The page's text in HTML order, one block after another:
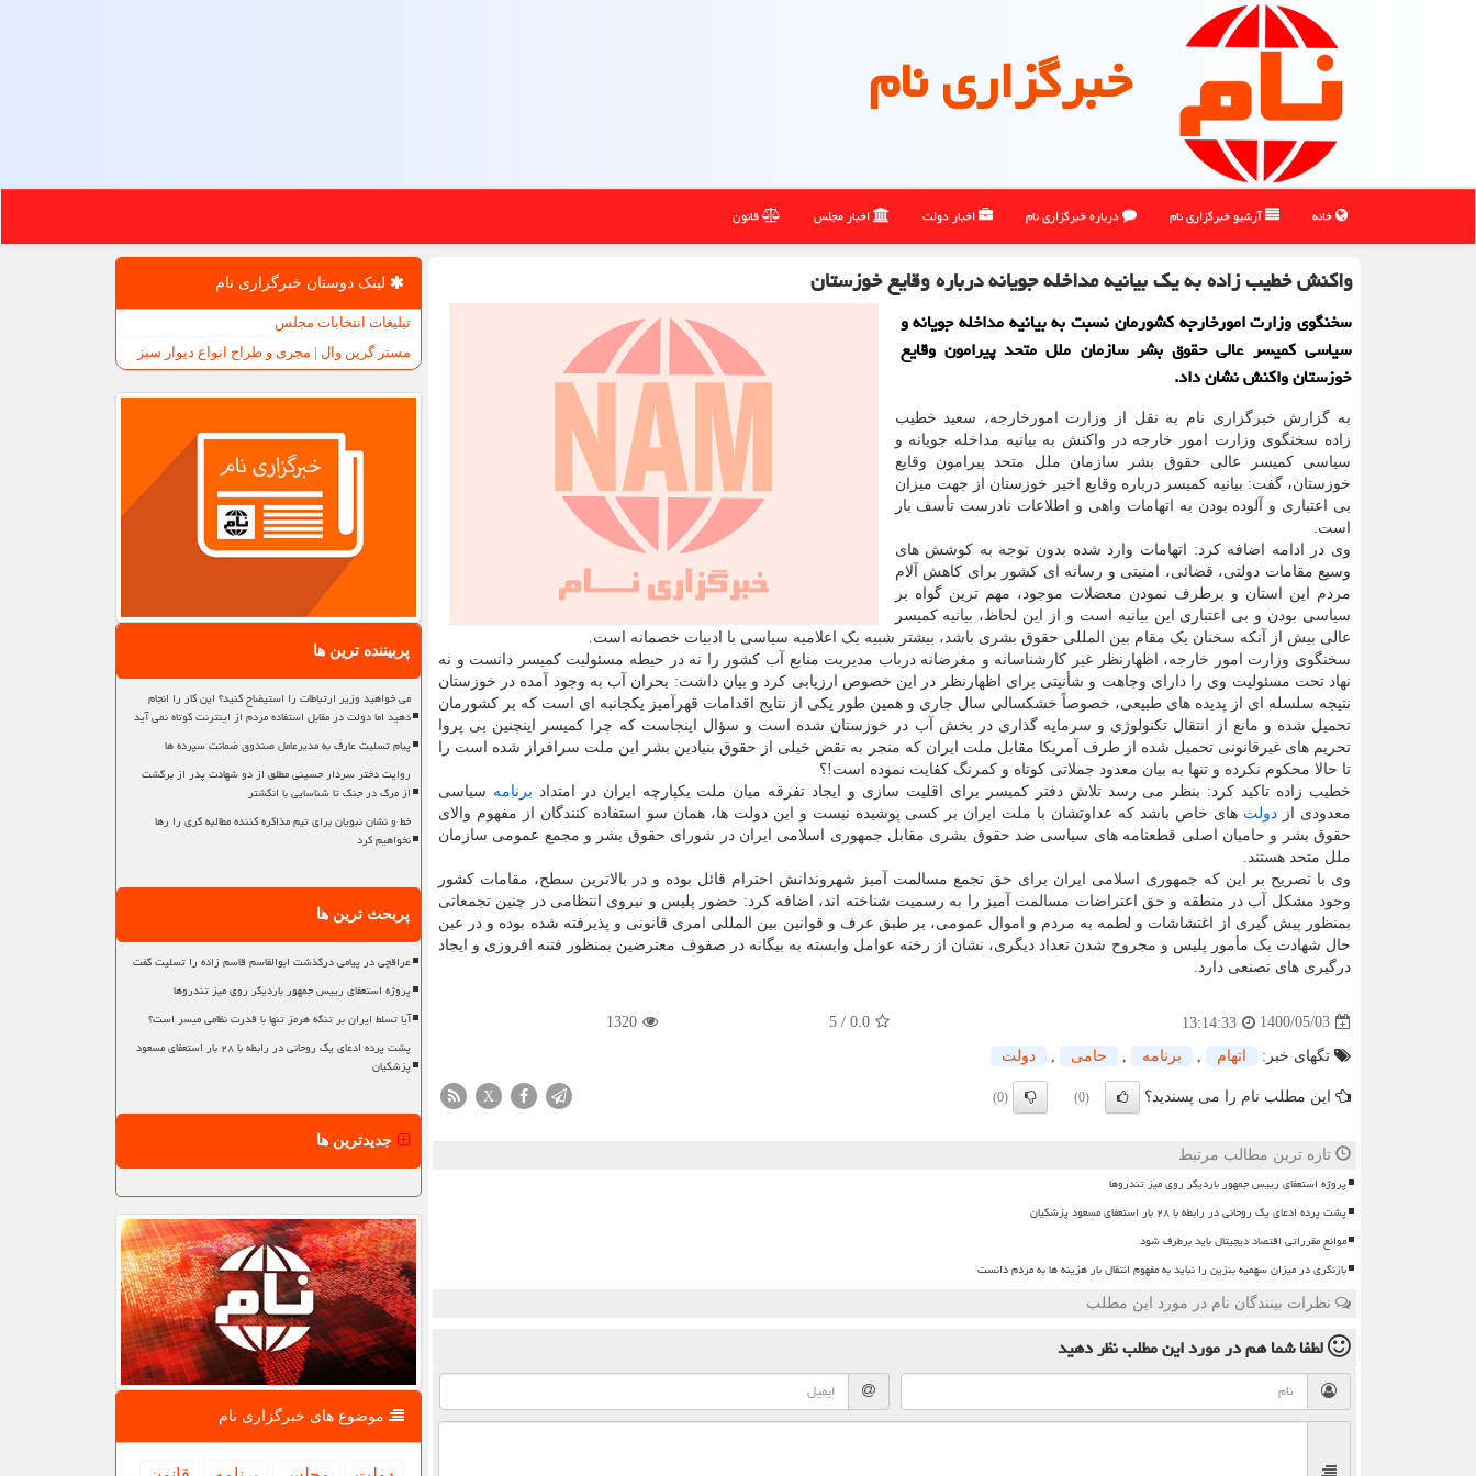
خبرگزاری نام
خانه آرشیو خبرگزاری نام درباره خبرگزاری نام اخبار دولت اخبار مجلس قانون
واكنش خطیب زاده به یك بیانیه مداخله جویانه درباره وقایع خوزستان
سخنگوی وزارت امورخارجه کشورمان نسبت به بیانیه مداخله جویانه و
سیاسی کمیسر عالی حقوق بشر سازمان ملل متحد پیرامون وقایع
خوزستان واکنش نشان داد.
به گزارش خبرگزاری نام به نقل از وزارت امورخارجه، سعید خطیب
زاده سخنگوی وزارت امور خارجه در واکنش به بیانیه مداخله جویانه و
سیاسی کمیسر عالی حقوق بشر سازمان ملل متحد پیرامون وقایع
خوزستان، گفت: بیانیه کمیسر درباره وقایع اخیر خوزستان از جهت میزان
بی اعتباری و آلوده بودن به اتهامات واهی و اطلاعات نادرست تأسف بار
است.
وی در ادامه اضافه کرد: اتهامات وارد شده بدون توجه به کوشش های
وسیع مقامات دولتی، قضائی، امنیتی و رسانه ای کشور برای کاهش آلام
مردم این استان و برطرف نمودن معضلات موجود، مهم ترین گواه بر
سیاسی بودن و بی اعتباری این بیانیه است و از این لحاظ، بیانیه کمیسر
عالی بیش از آنکه سخنان یک مقام بین المللی حقوق بشری باشد، بیشتر شبیه یک اعلامیه سیاسی با ادبیات خصمانه است.
سخنگوی وزارت امور خارجه، اظهارنظر غیر کارشناسانه و مغرضانه درباب مدیریت منابع آب کشور را نه در حیطه مسئولیت کمیسر دانست و نه
نهاد تحت مسئولیت وی را دارای وجاهت و شأنیتی برای اظهارنظر در این خصوص ارزیابی کرد و بیان داشت: بحران آب به وجود آمده در خوزستان
نتیجه سلسله ای از پدیده های طبیعی، خصوصاً خشکسالی سال جاری و همین طور یکی از نتایج اقدامات قهرآمیز یکجانبه ای است که بر کشورمان
تحمیل شده و مانع از انتقال تکنولوژی و سرمایه گذاری در بخش آب در خوزستان شده است و سؤال اینجاست که چرا کمیسر اینچنین بی پروا
تحریم های غیرقانونی تحمیل شده از طرف آمریکا مقابل ملت ایران که منجر به نقض خیلی از حقوق بنیادین بشر این ملت سرافراز شده است را
تا حالا محکوم نکرده و تنها به بیان معدود جملاتی کوتاه و کمرنگ کفایت نموده است!؟
خطیب زاده تاکید کرد: بنظر می رسد تلاش دفتر کمیسر برای اقلیت سازی و ایجاد تفرقه میان ملت یکپارچه ایران در امتداد برنامه سیاسی
معدودی از دولت های خاص باشد که عداوتشان با ملت ایران بر کسی پوشیده نیست و این دولت ها، همان سو استفاده کنندگان از مفهوم والای
حقوق بشر و حامیان اصلی قطعنامه های سیاسی ضد حقوق بشری مقابل جمهوری اسلامی ایران در شورای حقوق بشر و مجمع عمومی سازمان
ملل متحد هستند.
وی با تصریح بر این که جمهوری اسلامی ایران برای حق تجمع مسالمت آمیز شهروندانش احترام قائل بوده و در بالاترین سطح، مقامات کشور
وجود مشکل آب در منطقه و حق اعتراضات مسالمت آمیز را به رسمیت شناخته اند، اضافه کرد: حضور پلیس و نیروی انتظامی در چنین تجمعاتی
بمنظور پیش گیری از اغتشاشات و لطمه به مردم و اموال عمومی، بر طبق عرف و قوانین بین المللی امری قانونی و پذیرفته شده بوده و در عین
حال شهادت یک مأمور پلیس و مجروح شدن تعداد دیگری، نشان از رخنه عوامل وابسته به بیگانه در صفوف معترضین بمنظور فتنه افروزی و ایجاد
درگیری های تصنعی دارد.
1400/05/03
13:14:33
0.0
/
5
1320
تگهای خبر: اتهام برنامه حامی دولت
این مطلب نام را می پسندید؟ (0)
(0)
X
تازه ترین مطالب مرتبط
پروژه استعفای رییس جمهور باردیگر روی میز تندروها
پشت پرده ادعای یک روحانی در رابطه با ۲۸ بار استعفای مسعود پزشکیان
موانع مقرراتی اقتصاد دیجیتال باید برطرف شود
بازنگری در میزان سهمیه بنزین را نباید به مفهوم انتقال بار هزینه ها به مردم دانست
نظرات بینندگان نام در مورد این مطلب
لطفا شما همدر مورد این مطلبنظر دهید
لینک دوستان خبرگزاری نام
تبلیغات انتخابات مجلس
مستر گرین وال | مجری و طراح انواع دیوار سبز
پربیننده ترین ها
می خواهید وزیر ارتباطات را استیضاح کنید؟ این کار را انجام
دهید اما دولت در مقابل استفاده مردم از اینترنت کوتاه نمی آید
پیام تسلیت عارف به مدیرعامل صندوق ضمانت سپرده ها
روایت دختر سردار حسینی مطلق از دو شهادت پدر از برگشت
از مرگ در جنگ تا شناسایی با انگشتر
خط و نشان نبویان برای تیم مذاکره کننده مطالبه گری را رها
نخواهیم کرد
پربحث ترین ها
عراقچی در پیامی درگذشت ابوالقاسم قاسم زاده را تسلیت گفت
پروژه استعفای رییس جمهور باردیگر روی میز تندروها
آیا تسلط ایران بر تنگه هرمز تنها با قدرت نظامی میسر است؟
پشت پرده ادعای یک روحانی در رابطه با ۲۸ بار استعفای مسعود
پزشکیان
جدیدترین ها
موضوع های خبرگزاری نام